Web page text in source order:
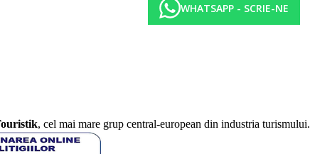
WHATSAPP - SCRIE-NE
, cel mai mare grup central-european din industria turismului.